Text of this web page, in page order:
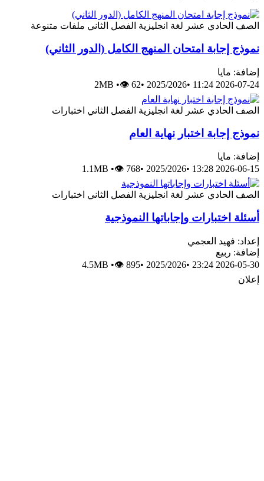
الصف الحادي عشر لغة انجليزية الفصل الثاني ملفات متنوعة
نموذج إجابة امتحان المنهج الكامل (الدور الثاني)
إضافة: مايا
2026-07-24 11:24
•
2025/2026
•
2MB •👁 62
الصف الحادي عشر لغة انجليزية الفصل الثاني اختبارات
نموذج إجابة اختبار نهاية العام
إضافة: مايا
2026-06-15 13:28
•
2025/2026
•
1.1MB •👁 768
الصف الحادي عشر لغة انجليزية الفصل الثاني اختبارات
أسئلة اختبارات وإجاباتها النموذجية
إعداد: فهيد العجمي
إضافة: ربيع
2026-05-30 23:24
•
2025/2026
•
4.5MB •👁 895
إعلان